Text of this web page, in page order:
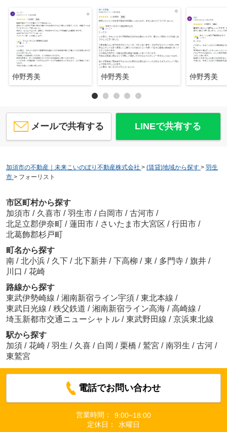
仲野秀美 仲野秀美 仲野秀美
メールで共有する LINEで共有する
加須市の不動産｜未来こいのぼり不動産株式会社 > (賃貸)地域から探す > 羽生
市 > フォーリスト
市区町村から探す
加須市 / 久喜市 / 羽生市 / 白岡市 / 古河市 /
北足立郡伊奈町 / 蓮田市 / さいたま市大宮区 / 行田市 /
北葛飾郡杉戸町
町名から探す
南 / 北小浜 / 久下 / 北下新井 / 下高柳 / 東 / 多門寺 / 旗井 /
川口 / 花崎
路線から探す
東武伊勢崎線 / 湘南新宿ライン宇須 / 東北本線 /
東武日光線 / 秩父鉄道 / 湘南新宿ライン高海 / 高崎線 /
埼玉新都市交通ニューシャトル / 東武野田線 / 京浜東北線
駅から探す
加須 / 花崎 / 羽生 / 久喜 / 白岡 / 栗橋 / 鷲宮 / 南羽生 / 古河 /
東鷲宮
電話でお問い合わせ
営業時間：
9:00~18:00
定休日：
水曜日